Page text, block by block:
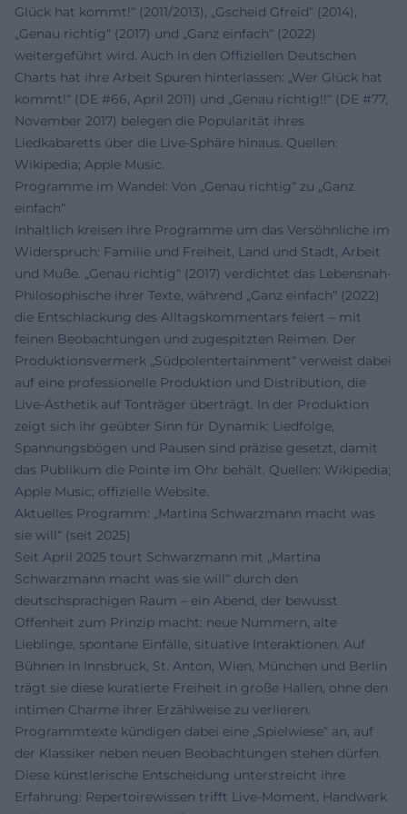
Glück hat kommt!“ (2011/2013), „Gscheid Gfreid“ (2014),
„Genau richtig“ (2017) und „Ganz einfach“ (2022)
weitergeführt wird. Auch in den Offiziellen Deutschen
Charts hat ihre Arbeit Spuren hinterlassen: „Wer Glück hat
kommt!“ (DE #66, April 2011) und „Genau richtig!!“ (DE #77,
November 2017) belegen die Popularität ihres
Liedkabaretts über die Live-Sphäre hinaus. Quellen:
Wikipedia; Apple Music.
Programme im Wandel: Von „Genau richtig“ zu „Ganz
einfach“
Inhaltlich kreisen ihre Programme um das Versöhnliche im
Widerspruch: Familie und Freiheit, Land und Stadt, Arbeit
und Muße. „Genau richtig“ (2017) verdichtet das Lebensnah-
Philosophische ihrer Texte, während „Ganz einfach“ (2022)
die Entschlackung des Alltagskommentars feiert – mit
feinen Beobachtungen und zugespitzten Reimen. Der
Produktionsvermerk „Südpolentertainment“ verweist dabei
auf eine professionelle Produktion und Distribution, die
Live-Ästhetik auf Tonträger überträgt. In der Produktion
zeigt sich ihr geübter Sinn für Dynamik: Liedfolge,
Spannungsbögen und Pausen sind präzise gesetzt, damit
das Publikum die Pointe im Ohr behält. Quellen: Wikipedia;
Apple Music; offizielle Website.
Aktuelles Programm: „Martina Schwarzmann macht was
sie will“ (seit 2025)
Seit April 2025 tourt Schwarzmann mit „Martina
Schwarzmann macht was sie will“ durch den
deutschsprachigen Raum – ein Abend, der bewusst
Offenheit zum Prinzip macht: neue Nummern, alte
Lieblinge, spontane Einfälle, situative Interaktionen. Auf
Bühnen in Innsbruck, St. Anton, Wien, München und Berlin
trägt sie diese kuratierte Freiheit in große Hallen, ohne den
intimen Charme ihrer Erzählweise zu verlieren.
Programmtexte kündigen dabei eine „Spielwiese“ an, auf
der Klassiker neben neuen Beobachtungen stehen dürfen.
Diese künstlerische Entscheidung unterstreicht ihre
Erfahrung: Repertoirewissen trifft Live-Moment, Handwerk